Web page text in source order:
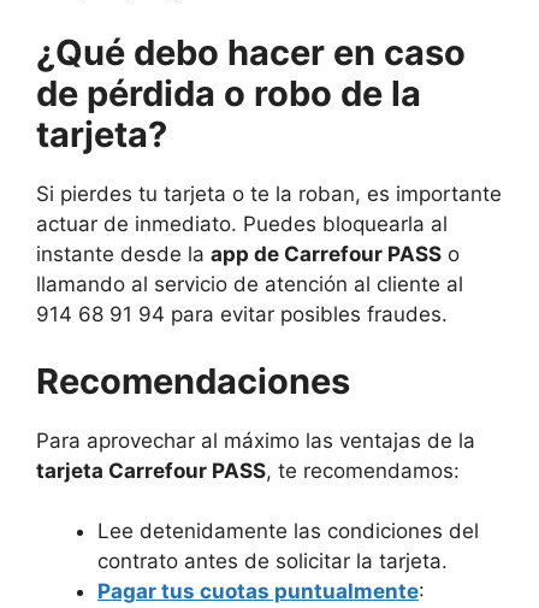
¿Qué debo hacer en caso
de pérdida o robo de la
tarjeta?
Si pierdes tu tarjeta o te la roban, es importante
actuar de inmediato. Puedes bloquearla al
instante desde la app de Carrefour PASS o
llamando al servicio de atención al cliente al
914 68 91 94 para evitar posibles fraudes.
Recomendaciones
Para aprovechar al máximo las ventajas de la
tarjeta Carrefour PASS, te recomendamos:
Lee detenidamente las condiciones del
contrato antes de solicitar la tarjeta.
Pagar tus cuotas puntualmente: